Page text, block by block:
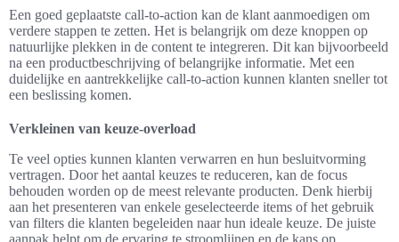
Een goed geplaatste call-to-action kan de klant aanmoedigen om
verdere stappen te zetten. Het is belangrijk om deze knoppen op
natuurlijke plekken in de content te integreren. Dit kan bijvoorbeeld
na een productbeschrijving of belangrijke informatie. Met een
duidelijke en aantrekkelijke call-to-action kunnen klanten sneller tot
een beslissing komen.
Verkleinen van keuze-overload
Te veel opties kunnen klanten verwarren en hun besluitvorming
vertragen. Door het aantal keuzes te reduceren, kan de focus
behouden worden op de meest relevante producten. Denk hierbij
aan het presenteren van enkele geselecteerde items of het gebruik
van filters die klanten begeleiden naar hun ideale keuze. De juiste